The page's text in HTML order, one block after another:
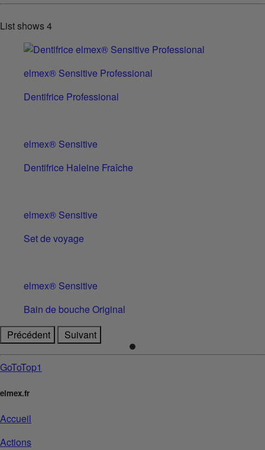
List shows4
elmex® Sensitive Professional
Dentifrice Professional
elmex® Sensitive
Dentifrice Haleine Fraîche
elmex® Sensitive
Set de voyage
elmex® Sensitive
Bain de bouche Original
Précédent
Suivant
GoToTop1
elmex.fr
Accueil
Actions